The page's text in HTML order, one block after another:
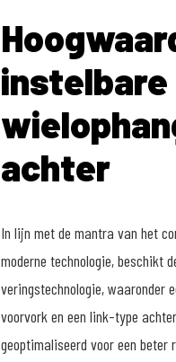
instelbare
achter
In lijn met de mantra van het
moderne technologie, beschikt
veringstechnologie, waaronder
voorvork en een link-type
geoptimaliseerd voor een beter